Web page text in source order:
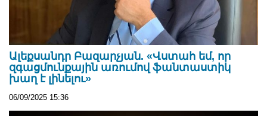
Ալեքսանդր Բազարչյան. «Վստահ եմ, որ
զգացմունքային առումով ֆանտաստիկ
խաղ է լինելու»
06/09/2025 15:36